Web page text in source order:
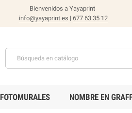
Bienvenidos a Yayaprint
info@yayaprint.es | 677 63 35 12
FOTOMURALES NOMBRE EN